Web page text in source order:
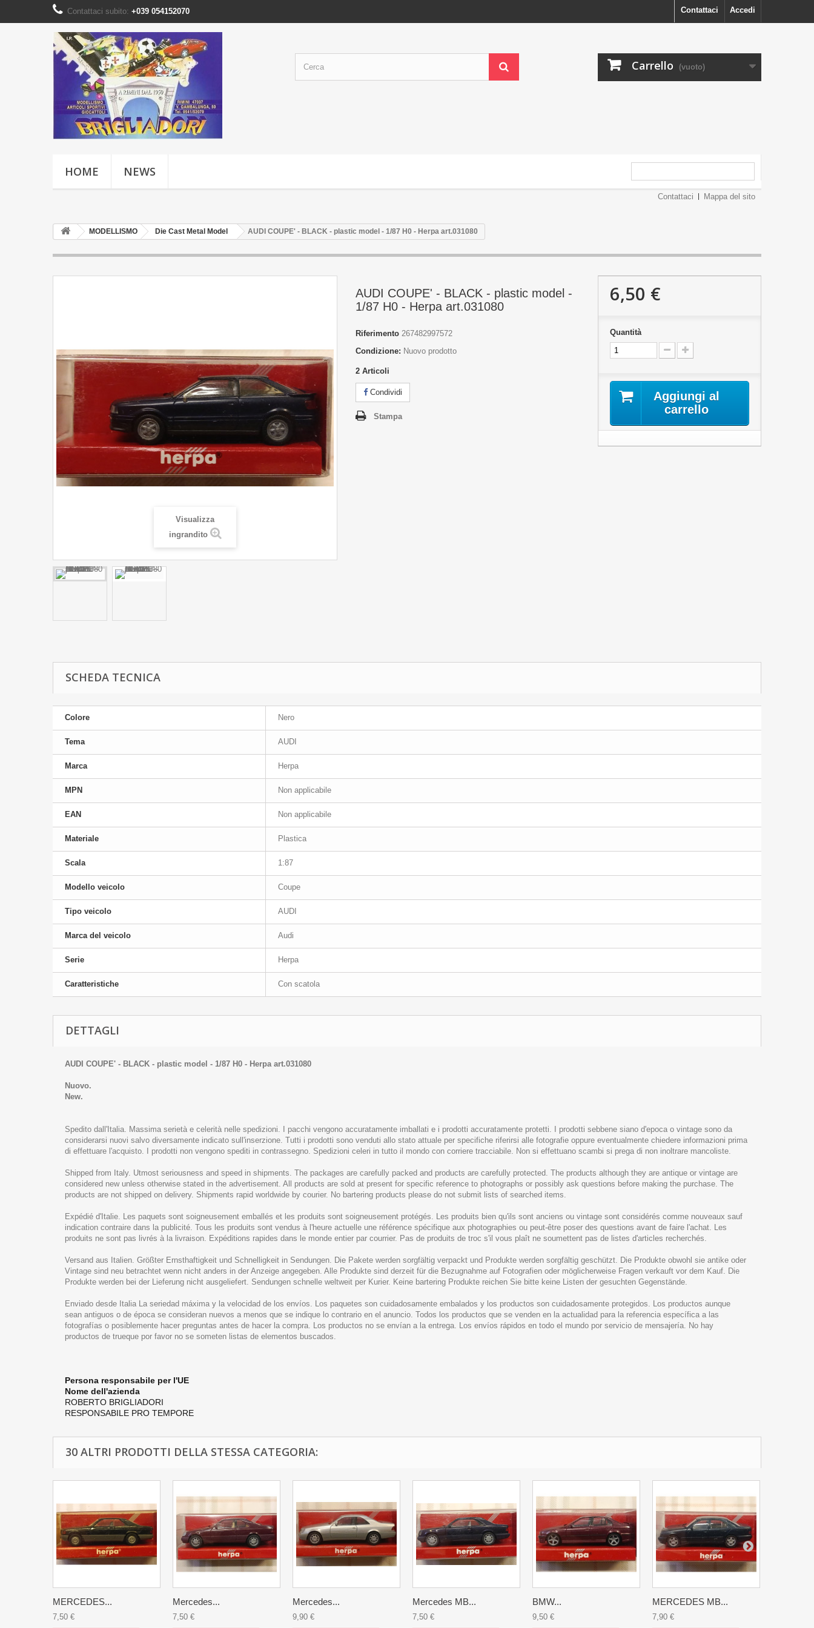
Accedi
Contattaci
Contattaci subito: +039 054152070
Carrello (vuoto)
HOME NEWS
Contattaci Mappa del sito
MODELLISMO Die Cast Metal Model AUDI COUPE' - BLACK - plastic model - 1/87 H0 - Herpa art.031080
Visualizza
ingrandito
AUDI COUPE' - BLACK - plastic model -
1/87 H0 - Herpa art.031080
Riferimento 267482997572
Condizione: Nuovo prodotto
2 Articoli
Condividi
Stampa
6,50 €
Quantità
Aggiungi al
carrello
SCHEDA TECNICA
Colore Nero
Tema AUDI
Marca Herpa
MPN Non applicabile
EAN Non applicabile
Materiale Plastica
Scala 1:87
Modello veicolo Coupe
Tipo veicolo AUDI
Marca del veicolo Audi
Serie Herpa
Caratteristiche Con scatola
DETTAGLI
AUDI COUPE' - BLACK - plastic model - 1/87 H0 - Herpa art.031080
Nuovo.
New.
Spedito dall'Italia. Massima serietà e celerità nelle spedizioni. I pacchi vengono accuratamente imballati e i prodotti accuratamente protetti. I prodotti sebbene siano d'epoca o vintage sono da
considerarsi nuovi salvo diversamente indicato sull'inserzione. Tutti i prodotti sono venduti allo stato attuale per specifiche riferirsi alle fotografie oppure eventualmente chiedere informazioni prima
di effettuare l'acquisto. I prodotti non vengono spediti in contrassegno. Spedizioni celeri in tutto il mondo con corriere tracciabile. Non si effettuano scambi si prega di non inoltrare mancoliste.
Shipped from Italy. Utmost seriousness and speed in shipments. The packages are carefully packed and products are carefully protected. The products although they are antique or vintage are
considered new unless otherwise stated in the advertisement. All products are sold at present for specific reference to photographs or possibly ask questions before making the purchase. The
products are not shipped on delivery. Shipments rapid worldwide by courier. No bartering products please do not submit lists of searched items.
Expédié d'Italie. Les paquets sont soigneusement emballés et les produits sont soigneusement protégés. Les produits bien qu'ils sont anciens ou vintage sont considérés comme nouveaux sauf
indication contraire dans la publicité. Tous les produits sont vendus à l'heure actuelle une référence spécifique aux photographies ou peut-être poser des questions avant de faire l'achat. Les
produits ne sont pas livrés à la livraison. Expéditions rapides dans le monde entier par courrier. Pas de produits de troc s'il vous plaît ne soumettent pas de listes d'articles recherchés.
Versand aus Italien. Größter Ernsthaftigkeit und Schnelligkeit in Sendungen. Die Pakete werden sorgfältig verpackt und Produkte werden sorgfältig geschützt. Die Produkte obwohl sie antike oder
Vintage sind neu betrachtet wenn nicht anders in der Anzeige angegeben. Alle Produkte sind derzeit für die Bezugnahme auf Fotografien oder möglicherweise Fragen verkauft vor dem Kauf. Die
Produkte werden bei der Lieferung nicht ausgeliefert. Sendungen schnelle weltweit per Kurier. Keine bartering Produkte reichen Sie bitte keine Listen der gesuchten Gegenstände.
Enviado desde Italia La seriedad máxima y la velocidad de los envíos. Los paquetes son cuidadosamente embalados y los productos son cuidadosamente protegidos. Los productos aunque
sean antiguos o de época se consideran nuevos a menos que se indique lo contrario en el anuncio. Todos los productos que se venden en la actualidad para la referencia específica a las
fotografías o posiblemente hacer preguntas antes de hacer la compra. Los productos no se envían a la entrega. Los envíos rápidos en todo el mundo por servicio de mensajería. No hay
productos de trueque por favor no se someten listas de elementos buscados.
Persona responsabile per l'UE
Nome dell'azienda
ROBERTO BRIGLIADORI
RESPONSABILE PRO TEMPORE
30 ALTRI PRODOTTI DELLA STESSA CATEGORIA:
MERCEDES...
7,50 €
Mercedes...
7,50 €
Mercedes...
9,90 €
Mercedes MB...
7,50 €
BMW...
9,50 €
MERCEDES MB...
7,90 €